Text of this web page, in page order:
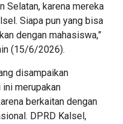
Selatan, karena mereka
Siapa pun yang bisa
dengan mahasiswa,”
(15/6/2026).
disampaikan
merupakan
berkaitan dengan
DPRD Kalsel,